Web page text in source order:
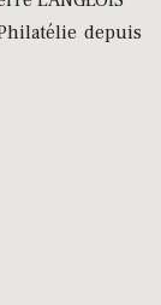
depuis